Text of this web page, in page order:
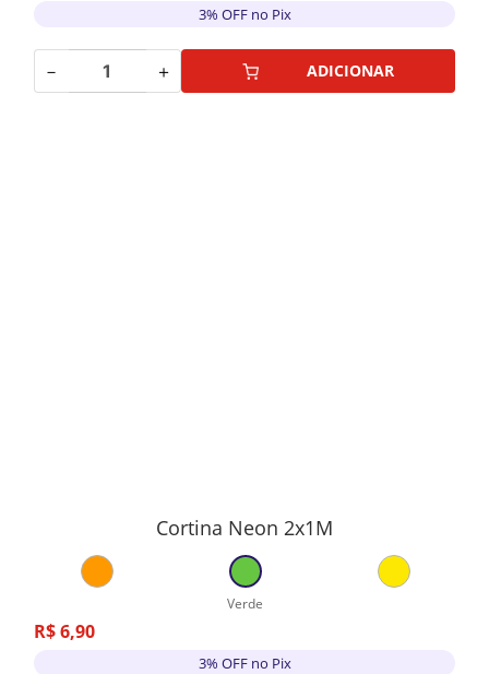
3% OFF no Pix
－ ＋ ADICIONAR
Cortina Neon 2x1M
Verde
R$6,90
3% OFF no Pix